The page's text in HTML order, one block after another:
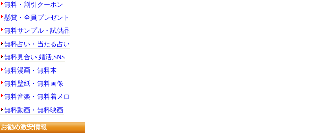
無料・割引クーポン
懸賞・全員プレゼント
無料サンプル・試供品
無料占い・当たる占い
無料見合い,婚活,SNS
無料漫画・無料本
無料壁紙・無料画像
無料音楽・無料着メロ
無料動画・無料映画
お勧め激安情報